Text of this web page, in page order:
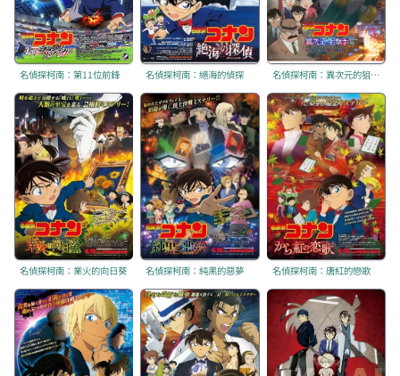
名偵探柯南：第11位前鋒 名偵探柯南：絕海的偵探 名偵探柯南：異次元的狙擊手
名偵探柯南：業火的向日葵 名偵探柯南：純黑的惡夢 名偵探柯南：唐紅的戀歌